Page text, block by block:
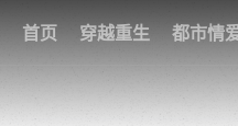
首页 穿越重生 都市情
我的观影记录